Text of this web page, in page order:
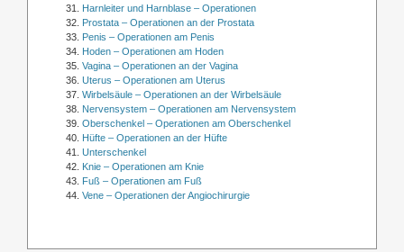
Harnleiter und Harnblase – Operationen
Prostata – Operationen an der Prostata
Penis – Operationen am Penis
Hoden – Operationen am Hoden
Vagina – Operationen an der Vagina
Uterus – Operationen am Uterus
Wirbelsäule – Operationen an der Wirbelsäule
Nervensystem – Operationen am Nervensystem
Oberschenkel – Operationen am Oberschenkel
Hüfte – Operationen an der Hüfte
Unterschenkel
Knie – Operationen am Knie
Fuß – Operationen am Fuß
Vene – Operationen der Angiochirurgie